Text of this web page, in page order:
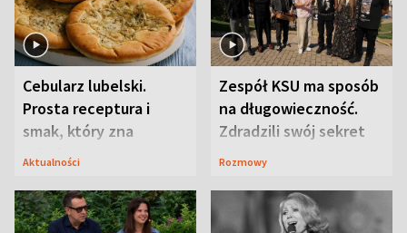
Cebularz lubelski.
Prosta receptura i
smak, który zna
Lubelszczyzna
Aktualności
Zespół KSU ma sposób
na długowieczność.
Zdradzili swój sekret
Rozmowy